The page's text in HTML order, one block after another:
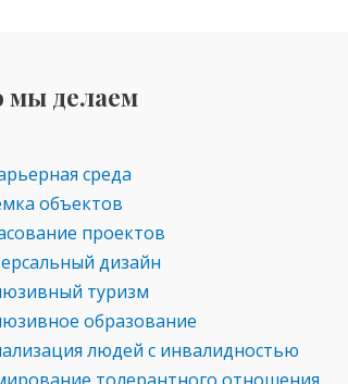
мы делаем
среда
объектов
проектов
дизайн
туризм
образование
людей с инвалидностью